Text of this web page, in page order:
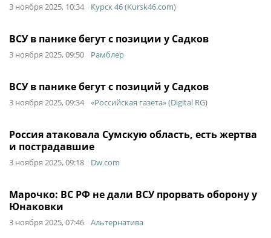
3 ноября 2025, 10:34 Курск 46 (Kursk46.com)
ВСУ в панике бегут с позиции у Садков
3 ноября 2025, 09:50 Рамблер
ВСУ в панике бегут с позиций у Садков
3 ноября 2025, 09:34 «Российская газета» (Digital RG)
Россия атаковала Сумскую область, есть жертва
и пострадавшие
3 ноября 2025, 09:18 Dw.com
Марочко: ВС РФ не дали ВСУ прорвать оборону у
Юнаковки
3 ноября 2025, 07:46 Альтернатива